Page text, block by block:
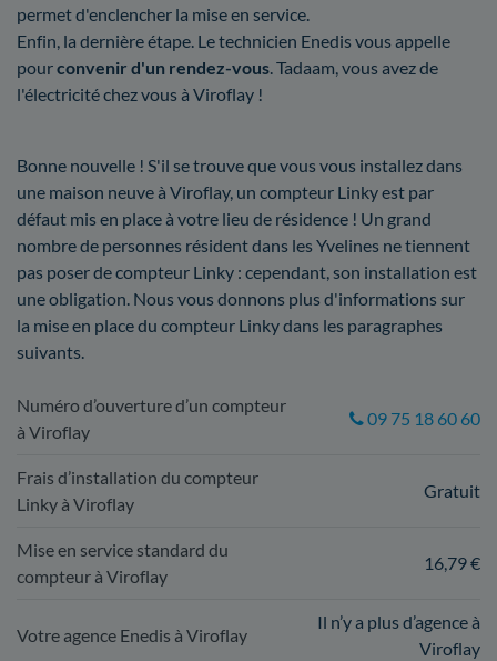
permet d'enclencher la mise en service.
Enfin, la dernière étape. Le technicien Enedis vous appelle
pourconvenir d'un rendez-vous. Tadaam, vous avez de
l'électricité chez vous à Viroflay !
Bonne nouvelle ! S'il se trouve que vous vous installez dans
une maison neuve à Viroflay, un compteur Linky est par
défaut mis en place à votre lieu de résidence ! Un grand
nombre de personnes résident dans les Yvelines ne tiennent
pas poser de compteur Linky : cependant, son installation est
une obligation. Nous vous donnons plus d'informations sur
la mise en place du compteur Linky dans les paragraphes
suivants.
Numéro d’ouverture d’un compteur
à Viroflay
09 75 18 60 60
Frais d’installation du compteur
Linky à Viroflay
Gratuit
Mise en service standard du
compteur à Viroflay
16,79 €
Votre agence Enedis à Viroflay
Il n’y a plus d’agence à
Viroflay